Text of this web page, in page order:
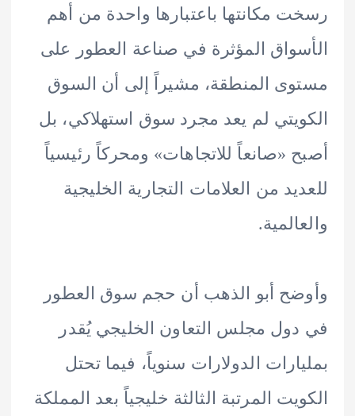
مكانتها باعتبارها واحدة من أهم
المؤثرة في صناعة العطور على
المنطقة، مشيراً إلى أن السوق
لم يعد مجرد سوق استهلاكي، بل
«صانعاً للاتجاهات» ومحركاً رئيسياً
من العلامات التجارية الخليجية
أبو الذهب أن حجم سوق العطور
مجلس التعاون الخليجي يُقدر
الدولارات سنوياً، فيما تحتل
المرتبة الثالثة خليجياً بعد المملكة